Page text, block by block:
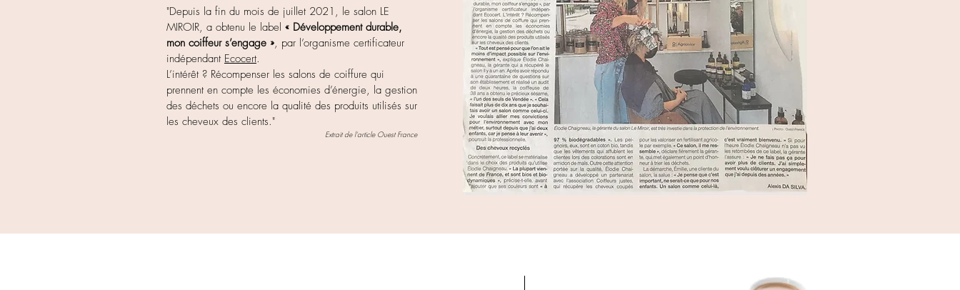
"Depuis la fin du mois de juillet 2021, le salon LE
MIROIR, a obtenu le label « Développement durable,
mon coiffeur s’engage », par l’organisme certificateur
indépendant Ecocert.
L’intérêt ? Récompenser les salons de coiffure qui
prennent en compte les économies d’énergie, la gestion
des déchets ou encore la qualité des produits utilisés sur
les cheveux des clients."
Extrait de l'article Ouest France